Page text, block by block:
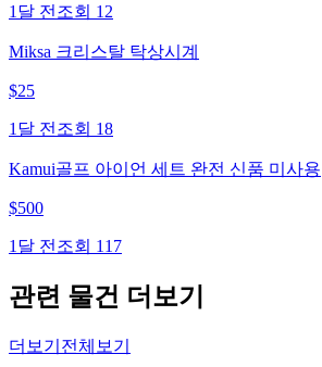
1달 전 조회 12
Miksa 크리스탈 탁상시계
$25
1달 전 조회 18
Kamui골프 아이언 세트 완전 신품 미사용
$500
1달 전 조회 117
관련 물건 더보기
더보기 전체보기